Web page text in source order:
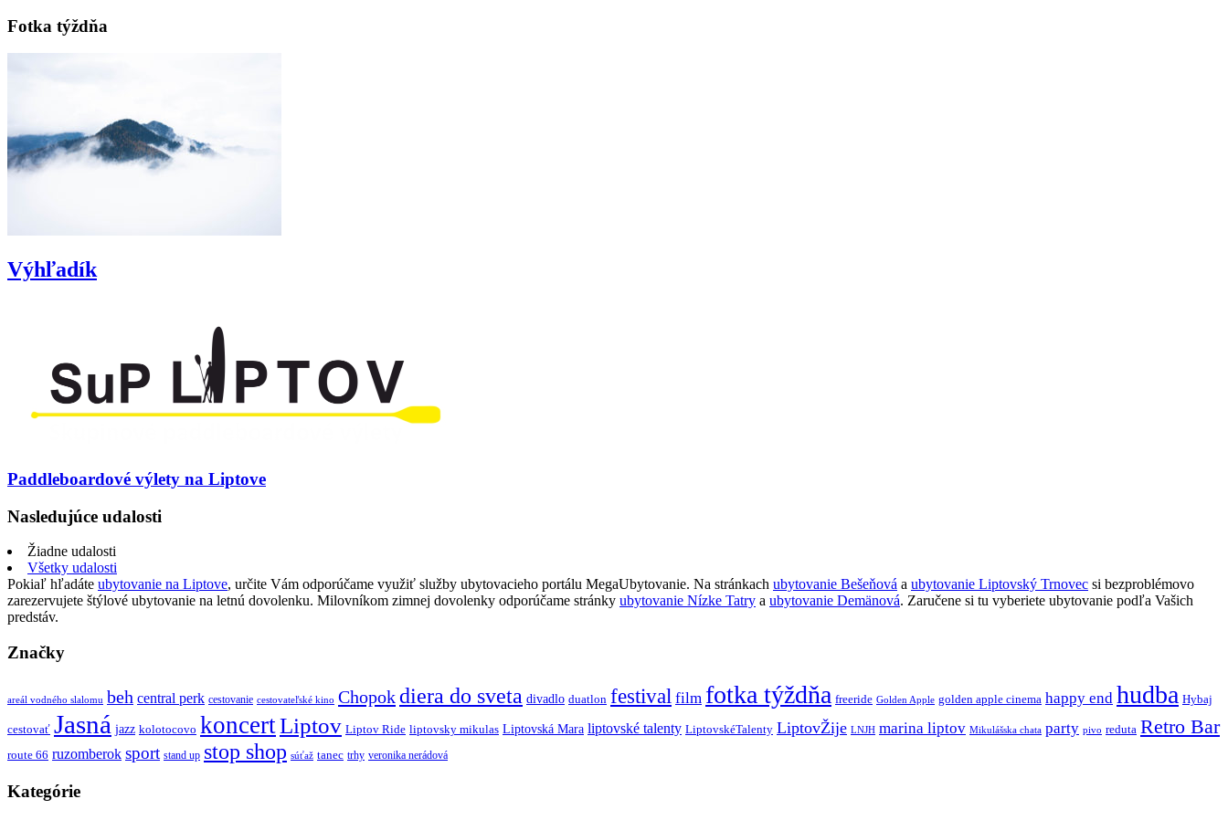
Fotka týždňa
Výhľadík
Paddleboardové výlety na Liptove
Nasledujúce udalosti
Žiadne udalosti
Všetky udalosti
Pokiaľ hľadáte ubytovanie na Liptove, určite Vám odporúčame využiť služby ubytovacieho portálu MegaUbytovanie. Na stránkach ubytovanie Bešeňová a ubytovanie Liptovský Trnovec si bezproblémovo
zarezervujete štýlové ubytovanie na letnú dovolenku. Milovníkom zimnej dovolenky odporúčame stránky ubytovanie Nízke Tatry a ubytovanie Demänová. Zaručene si tu vyberiete ubytovanie podľa Vašich
predstáv.
Značky
areál vodného slalomu beh central perk cestovanie cestovateľské kino Chopokdiera do sveta divadlo duatlon festival film fotka týždňa freeride Golden Apple golden apple cinema happy end hudba Hybaj
cestovať Jasná jazz kolotocovo koncertLiptov Liptov Ride liptovsky mikulas Liptovská Mara liptovské talenty LiptovskéTalenty LiptovŽije LNJH marina liptov Mikulášska chata party pivo reduta Retro Bar
route 66 ruzomberok sport stand up stop shop súťaž tanec trhy veronika nerádová
Kategórie